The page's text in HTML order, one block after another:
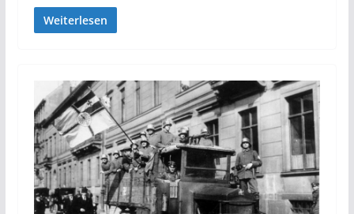
Weiterlesen